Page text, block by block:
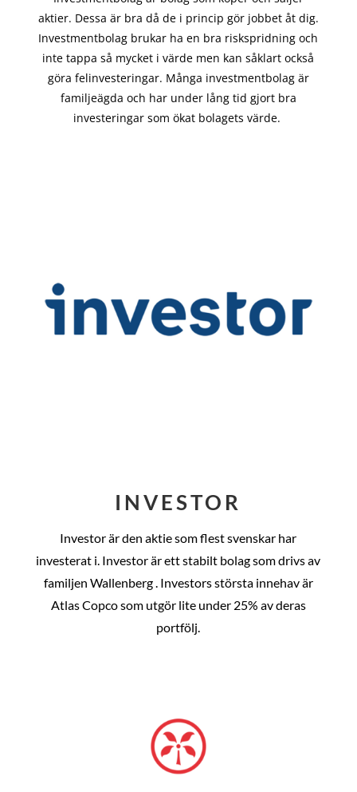
aktier. Dessa är bra då de i princip görjobbet åt dig.
Investmentbolag brukar ha en bra riskspridning och
inte tappa så mycket i värde men kan såklart också
göra felinvesteringar. Många investmentbolag är
familjeägda och har under lång tid gjort bra
investeringar som ökat bolagets värde.
INVESTOR
Investor är den aktie som flest svenskar har
investerat i. Investor är ett stabilt bolag som drivs av
familjen Wallenberg . Investors största innehav är
Atlas Copco som utgör lite under 25% av deras
portfölj.